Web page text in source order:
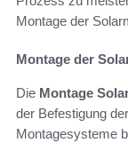
Montage der
Montage der
Die Montage
der Befestigung
Montagesysteme